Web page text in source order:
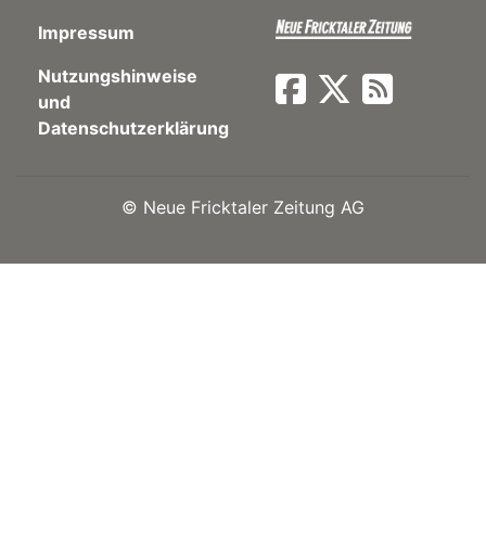
App
Impressum
Nutzungshinweise
und
Datenschutzerklärung
© Neue Fricktaler Zeitung AG